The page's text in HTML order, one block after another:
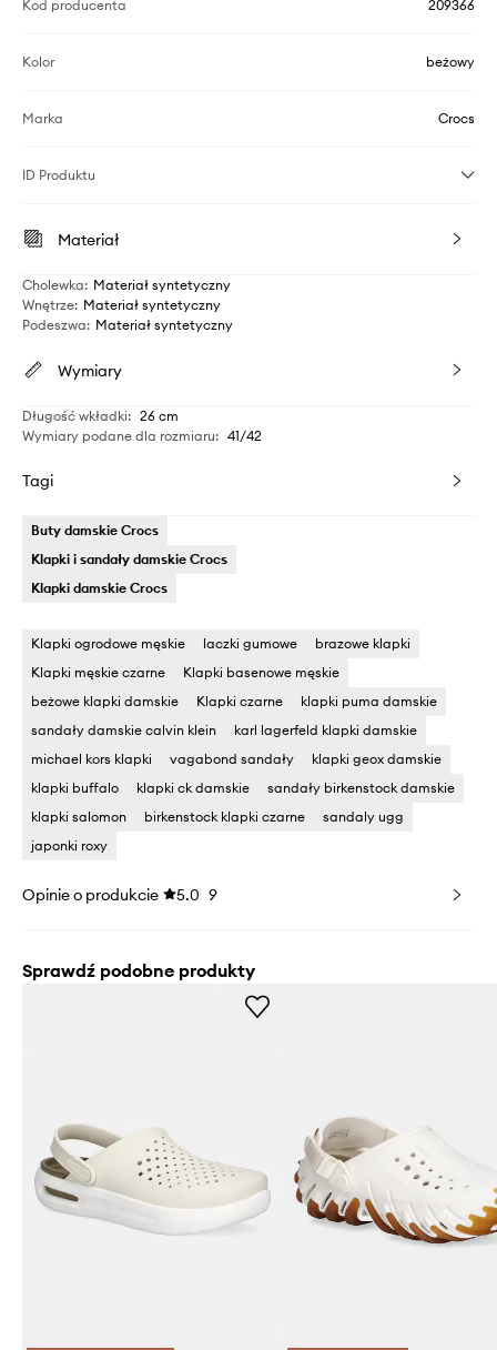
Kod producenta 209366
Kolor beżowy
Marka Crocs
ID Produktu
Materiał
Cholewka: Materiał syntetyczny
Wnętrze: Materiał syntetyczny
Podeszwa: Materiał syntetyczny
Wymiary
Długość wkładki: 26 cm
Wymiary podane dla rozmiaru: 41/42
Tagi
Buty damskie Crocs
Klapki i sandały damskie Crocs
Klapki damskie Crocs
Klapki ogrodowe męskie laczki gumowe
brazowe klapki
Klapki męskie czarne
Klapki basenowe męskie
beżowe klapki damskie
Klapki czarne
klapki puma damskie
sandały damskie calvin klein
karl lagerfeld klapki damskie
michael kors klapki
vagabond sandały
klapki geox damskie
klapki buffalo
klapki ck damskie
sandały birkenstock damskie
klapki salomon
birkenstock klapki czarne
sandaly ugg
japonki roxy
Opinie o produkcie 5.0 9
Sprawdź podobne produkty